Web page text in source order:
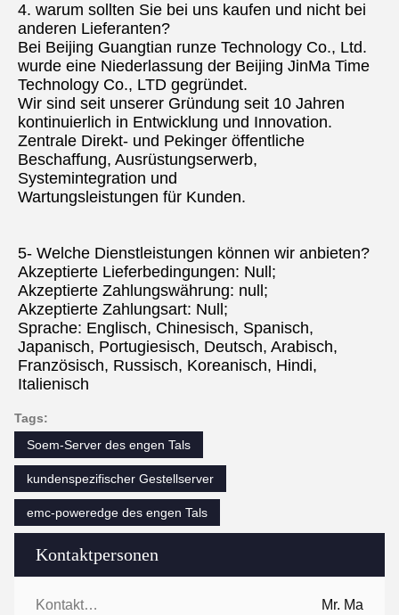
Kontaktpersonen
Kontaktpersonen: Mr. Ma
4. warum sollten Sie bei uns kaufen und nicht bei
anderen Lieferanten?
Bei Beijing Guangtian runze Technology Co., Ltd.
wurde eine Niederlassung der Beijing JinMa Time
Technology Co., LTD gegründet.
Wir sind seit unserer Gründung seit 10 Jahren
kontinuierlich in Entwicklung und Innovation.
Zentrale Direkt- und Pekinger öffentliche
Beschaffung, Ausrüstungserwerb,
Systemintegration und
Wartungsleistungen für Kunden.
5- Welche Dienstleistungen können wir anbieten?
Akzeptierte Lieferbedingungen: Null;
Akzeptierte Zahlungswährung: null;
Akzeptierte Zahlungsart: Null;
Sprache: Englisch, Chinesisch, Spanisch,
Japanisch, Portugiesisch, Deutsch, Arabisch,
Französisch, Russisch, Koreanisch, Hindi,
Italienisch
Tags:
Soem-Server des engen Tals
kundenspezifischer Gestellserver
emc-poweredge des engen Tals